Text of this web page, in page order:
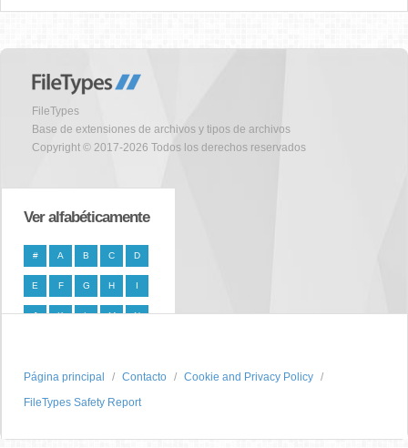
FileTypes
Base de extensiones de archivos y tipos de archivos
Copyright © 2017-2026 Todos los derechos reservados
Ver alfabéticamente
# A B C D
E F G H I
J K L M N
T U V W X
Y Z
Página principal Contacto
Cookie and Privacy Policy
FileTypes Safety Report